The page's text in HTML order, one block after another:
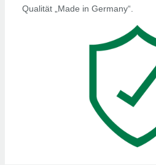
Qualität „Made in Germany“.